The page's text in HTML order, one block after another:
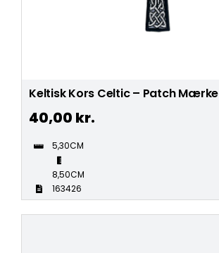
Keltisk Kors Celtic – Patch Mærke
40,00 kr.
5,30CM
8,50CM
163426